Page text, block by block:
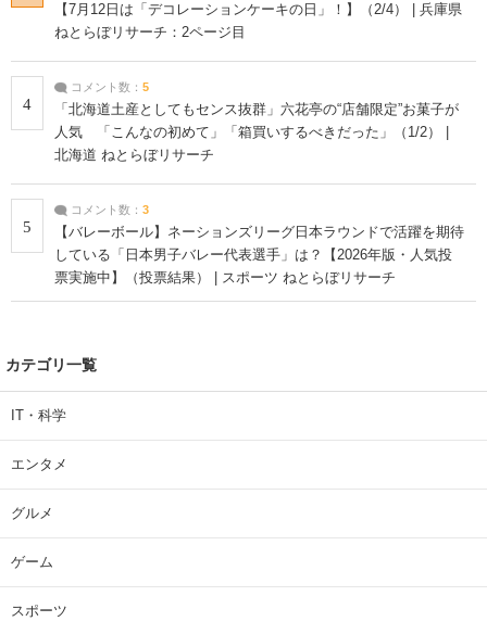
【7月12日は「デコレーションケーキの日」！】（2/4） | 兵庫県
ねとらぼリサーチ：2ページ目
4
コメント数： 5
「北海道土産としてもセンス抜群」六花亭の“店舗限定”お菓子が
人気 「こんなの初めて」「箱買いするべきだった」（1/2） |
北海道 ねとらぼリサーチ
5
コメント数： 3
【バレーボール】ネーションズリーグ日本ラウンドで活躍を期待
している「日本男子バレー代表選手」は？【2026年版・人気投
票実施中】（投票結果） | スポーツ ねとらぼリサーチ
カテゴリ一覧
IT・科学
エンタメ
グルメ
ゲーム
スポーツ